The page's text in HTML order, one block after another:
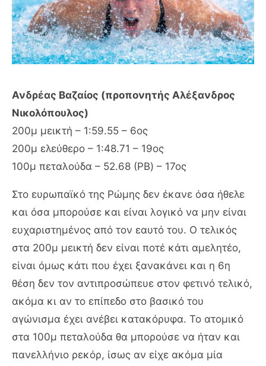
Ανδρέας Βαζαίος (προπονητής Αλέξανδρος
Νικολόπουλος)
200μ μεικτή – 1:59.55 – 6ος
200μ ελεύθερο – 1:48.71 – 19ος
100μ πεταλούδα – 52.68 (PB) – 17ος
Στο ευρωπαϊκό της Ρώμης δεν έκανε όσα ήθελε
και όσα μπορούσε και είναι λογικό να μην είναι
ευχαριστημένος από τον εαυτό του. Ο τελικός
στα 200μ μεικτή δεν είναι ποτέ κάτι αμελητέο,
είναι όμως κάτι που έχει ξανακάνει και η 6η
θέση δεν τον αντιπροσώπευε στον φετινό τελικό,
ακόμα κι αν το επίπεδο στο βασικό του
αγώνισμα έχει ανέβει κατακόρυφα. Το ατομικό
στα 100μ πεταλούδα θα μπορούσε να ήταν και
πανελλήνιο ρεκόρ, ίσως αν είχε ακόμα μία